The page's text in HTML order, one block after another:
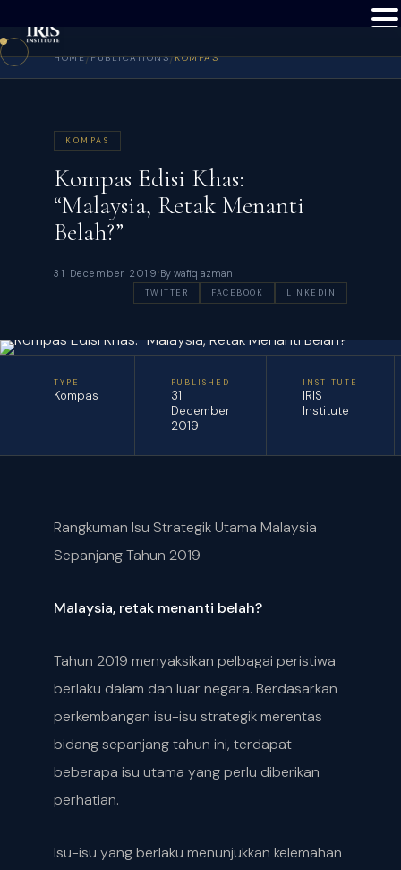
HOME/PUBLICATIONS/KOMPAS
KOMPAS
Kompas Edisi Khas:
“Malaysia, Retak Menanti
Belah?”
31 December 2019 ·By wafiq azman
TWITTER FACEBOOK LINKEDIN
TYPE
Kompas
PUBLISHED
31
December
2019
INSTITUTE
IRIS
Institute
Rangkuman Isu Strategik Utama Malaysia
Sepanjang Tahun 2019
Malaysia, retak menanti belah?
Tahun 2019 menyaksikan pelbagai peristiwa
berlaku dalam dan luar negara. Berdasarkan
perkembangan isu-isu strategik merentas
bidang sepanjang tahun ini, terdapat
beberapa isu utama yang perlu diberikan
perhatian.
Isu-isu yang berlaku menunjukkan kelemahan